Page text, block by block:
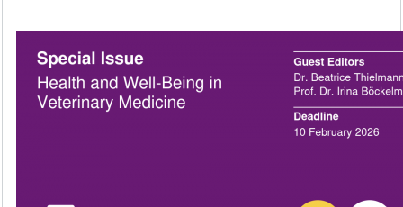
FORSCHUNG
PUBLIKATIONEN
AKTUELLES